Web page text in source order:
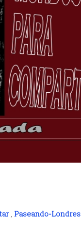
, Paseando-Londres